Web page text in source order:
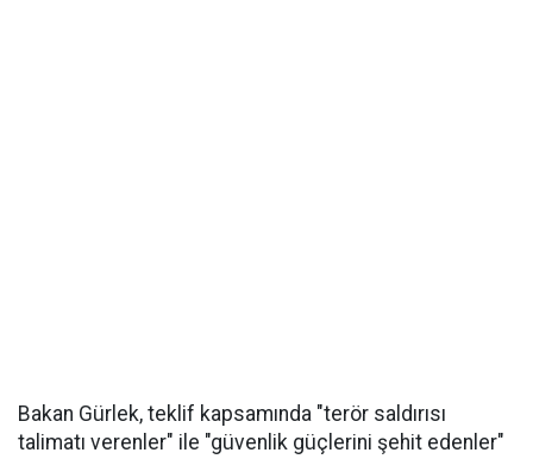
Bakan Gürlek, teklif kapsamında "terör saldırısı
talimatı verenler" ile "güvenlik güçlerini şehit edenler"